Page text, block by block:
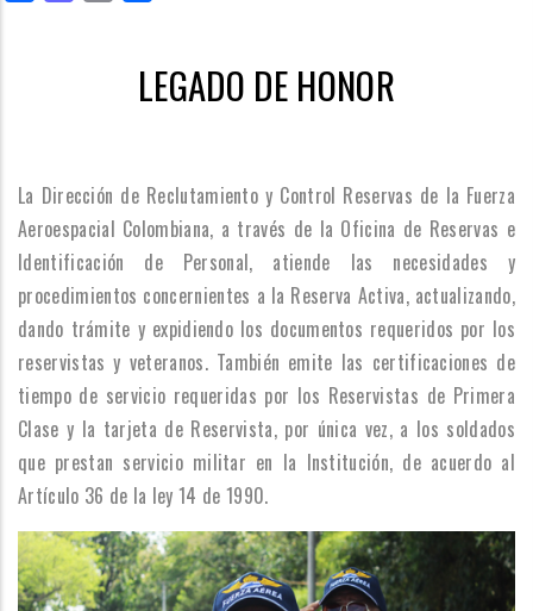
LEGADO DE HONOR
La Dirección de Reclutamiento y Control Reservas de la Fuerza
Aeroespacial Colombiana, a través de la Oficina de Reservas e
Identificación de Personal, atiende las necesidades y
procedimientos concernientes a la Reserva Activa, actualizando,
dando trámite y expidiendo los documentos requeridos por los
reservistas y veteranos. También emite las certificaciones de
tiempo de servicio requeridas por los Reservistas de Primera
Clase y la tarjeta de Reservista, por única vez, a los soldados
que prestan servicio militar en la Institución, de acuerdo al
Artículo 36 de la ley 14 de 1990.